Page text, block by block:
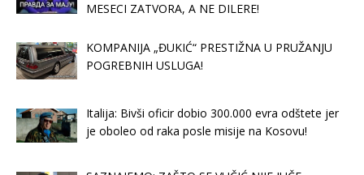
MESECI ZATVORA, A NE DILERE!
KOMPANIJA „ĐUKIĆ“ PRESTIŽNA U PRUŽANJU
POGREBNIH USLUGA!
Italija: Bivši oficir dobio 300.000 evra odštete jer
je oboleo od raka posle misije na Kosovu!